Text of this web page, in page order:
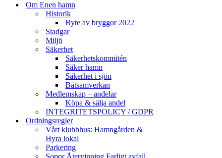
Om Enen hamn
Historik
Byte av bryggor 2022
Stadgar
Miljö
Säkerhet
Säkerhetskommitén
Säker hamn
Säkerhet i sjön
Båtsamverkan
Medlemskap – andelar
Köpa & sälja andel
INTEGRITETSPOLICY / GDPR
Ordningsregler
Vårt klubbhus: Hamngården &
Hyra lokal
Parkering
Sopor Återvinning Farligt avfall